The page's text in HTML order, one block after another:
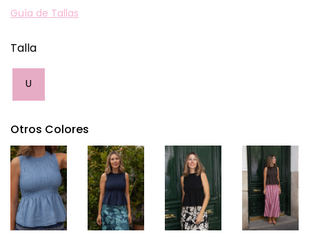
Guía de Tallas
Talla
U
Otros Colores